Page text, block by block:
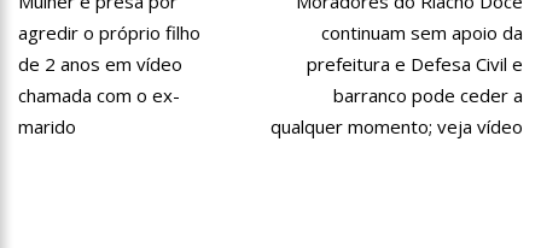
10:39 Tecnologia 5G: Sinal em Manaus será ativado até novembro
deste ano
10:32 Vacinação contra Covid-19 acontece em 12 postos neste
sábado em Manaus
de
Post
agredir o próprio filho
de 2 anos em vídeo
chamada com o ex-
marido
continuam sem apoio da
prefeitura e Defesa Civil e
barranco pode ceder a
qualquer momento; veja vídeo